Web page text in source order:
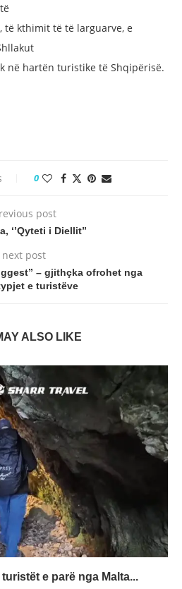
të kthimit të të larguarve, e
në hartën turistike të Shqipërisë.
0
post
‘’Qyteti i Diellit”
next post
– gjithçka ofrohet nga
e turistëve
ALSO LIKE
e parë nga Malta...